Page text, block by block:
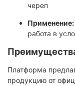
череп
Применение:
работа в
Платформа
продукцию от